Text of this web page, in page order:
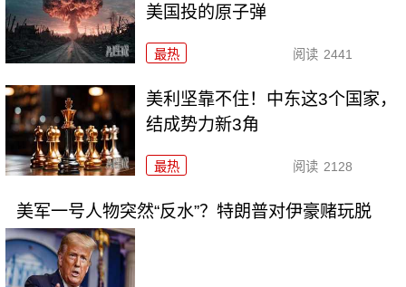
美国投的原子弹
最热 阅读 2441
美利坚靠不住！中东这3个国家，
结成势力新3角
最热 阅读 2128
美军一号人物突然“反水”？特朗普对伊豪赌玩脱